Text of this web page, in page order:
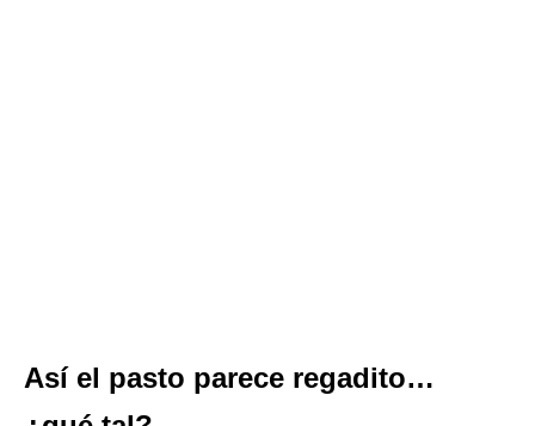
Así el pasto parece regadito…